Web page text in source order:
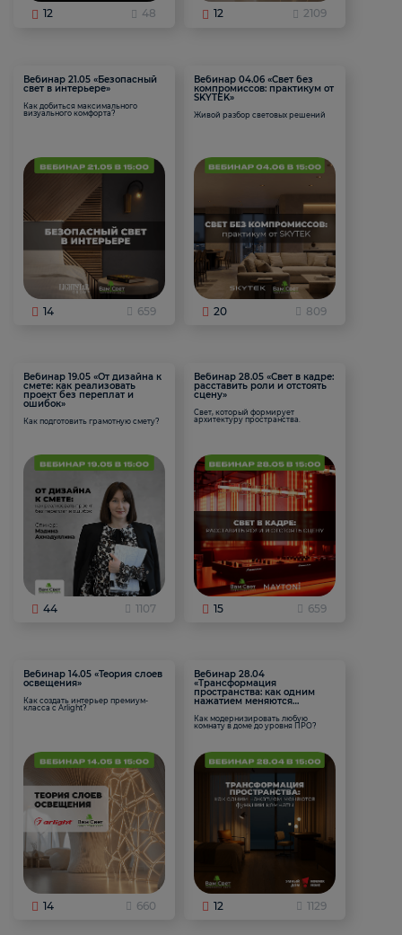
12 48 12 2109
Вебинар 21.05 «Безопасный
свет в интерьере»
Как добиться максимального
визуального комфорта?
14 659
Вебинар 04.06 «Свет без
компромиссов: практикум от
SKYTEK»
Живой разбор световых решений
20 809
Вебинар 19.05 «От дизайна к
смете: как реализовать
проект без переплат и
ошибок»
Как подготовить грамотную смету?
44 1107
Вебинар 28.05 «Свет в кадре:
расставить роли и отстоять
сцену»
Свет, который формирует
архитектуру пространства.
15 659
Вебинар 14.05 «Теория слоев
освещения»
Как создать интерьер премиум-
класса с Arlight?
14 660
Вебинар 28.04
«Трансформация
пространства: как одним
нажатием меняются
Как модернизировать любую
комнату в доме до уровня ПРО?
12 1129